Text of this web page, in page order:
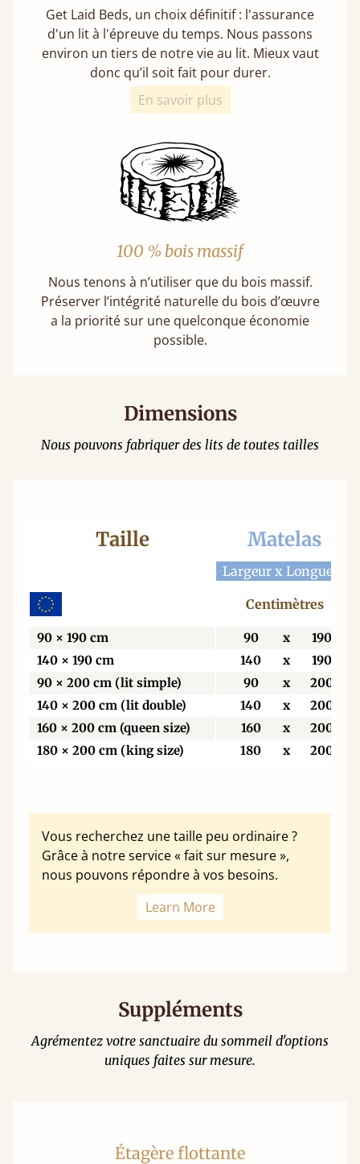
Get Laid Beds, un choix définitif : l'assurance
d'un lit à l'épreuve du temps. Nous passons
environ un tiers de notre vie au lit. Mieux vaut
donc qu’il soit fait pour durer.
En savoir plus
100 % bois massif
Nous tenons à n’utiliser que du bois massif.
Préserver l’intégrité naturelle du bois d’œuvre
a la priorité sur une quelconque économie
possible.
Dimensions
Nous pouvons fabriquer des lits de toutes tailles
Taille Matelas
Largeur x Longueur
Centimètres
90 × 190 cm 90 x
190
140 × 190 cm
140 x
190
90 × 200 cm (lit simple)
90 x
200
140 × 200 cm (lit double)
140 x
200
160 × 200 cm (queen size)
160 x
200
180 × 200 cm (king size)
180 x 200
Vous recherchez une taille peu ordinaire ?
Grâce à notre service « fait sur mesure »,
nous pouvons répondre à vos besoins.
Learn More
Suppléments
Agrémentez votre sanctuaire du sommeil d'options
uniques faites sur mesure.
Étagère flottante